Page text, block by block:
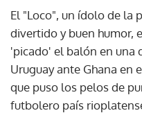
El "Loco", un ídolo de la
divertido y buen humor,
'picado' el balón en una
Uruguay ante Ghana en
que puso los pelos de
futbolero país